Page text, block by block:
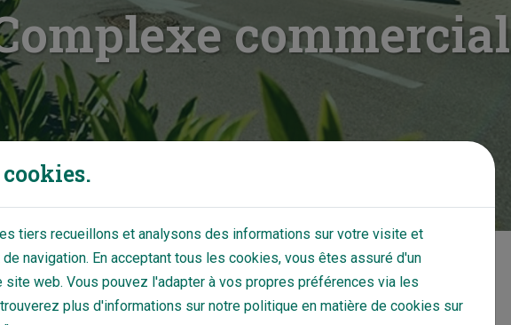
commercial
tiers recueillons et analysons des informations sur votre visite et
navigation. En acceptant tous les cookies, vous êtes assuré d'un
web. Vous pouvez l'adapter à vos propres préférences via les
plus d'informations sur notre politique en matière de cookies sur